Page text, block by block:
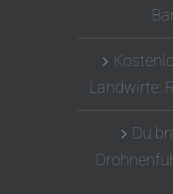
Landwirte:
Du